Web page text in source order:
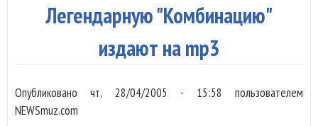
Легендарную "Комбинацию"
издают на mp3
Опубликованочт, 28/04/2005 - 15:58 пользователем
NEWSmuz.com